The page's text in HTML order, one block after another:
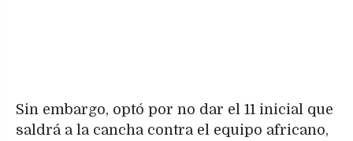
Sin embargo, optó por no dar el 11 inicial que
saldrá a la cancha contra el equipo africano,